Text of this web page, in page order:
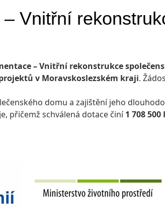
Vnitřní
– Vnitřní rekonstrukce
v Moravskoslezském kraji.
domu a zajištění jeho
přičemž schválená dotace činí1 708 500